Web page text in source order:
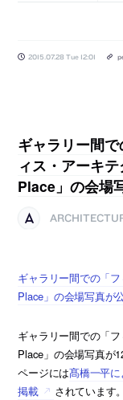
2015.07.28 Tue 12:01
ギャラリー間
ィス・アーキ
Place」の会場
ギャラリー間での「
Place」の会場写真が
ギャラリー間での「
Place」の会場写真が
ページには髙橋一平
掲載
されています。